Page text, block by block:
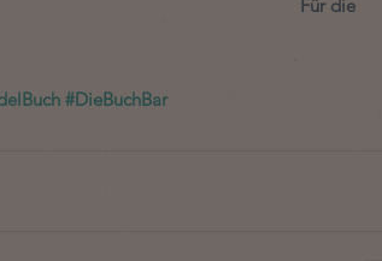
Für die
#DieBuchBar